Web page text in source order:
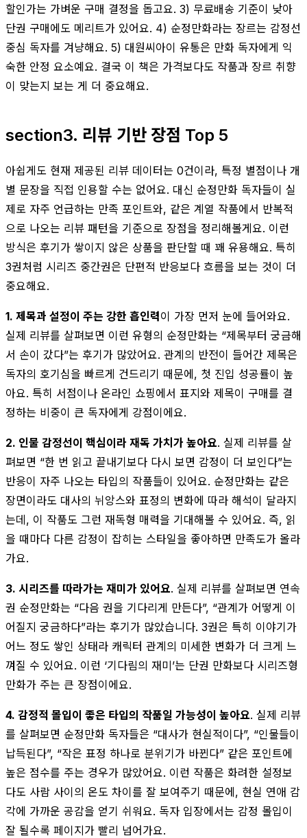
할인가는 가벼운 구매 결정을 돕고요. 3) 무료배송 기준이 낮아
단권 구매에도 메리트가 있어요. 4) 순정만화라는 장르는 감정선
중심 독자를 겨냥해요. 5) 대원씨아이 유통은 만화 독자에게 익
숙한 안정 요소예요. 결국 이 책은 가격보다도 작품과 장르 취향
이 맞는지 보는 게 더 중요해요.
section3. 리뷰 기반 장점 Top 5
아쉽게도 현재 제공된 리뷰 데이터는 0건이라, 특정 별점이나 개
별 문장을 직접 인용할 수는 없어요. 대신 순정만화 독자들이 실
제로 자주 언급하는 만족 포인트와, 같은 계열 작품에서 반복적
으로 나오는 리뷰 패턴을 기준으로 장점을 정리해볼게요. 이런
방식은 후기가 쌓이지 않은 상품을 판단할 때 꽤 유용해요. 특히
3권처럼 시리즈 중간권은 단편적 반응보다 흐름을 보는 것이 더
중요해요.
1. 제목과 설정이 주는 강한 흡인력이 가장 먼저 눈에 들어와요.
실제 리뷰를 살펴보면 이런 유형의 순정만화는 “제목부터 궁금해
서 손이 갔다”는 후기가 많았어요. 관계의 반전이 들어간 제목은
독자의 호기심을 빠르게 건드리기 때문에, 첫 진입 성공률이 높
아요. 특히 서점이나 온라인 쇼핑에서 표지와 제목이 구매를 결
정하는 비중이 큰 독자에게 강점이에요.
2. 인물 감정선이 핵심이라 재독 가치가 높아요. 실제 리뷰를 살
펴보면 “한 번 읽고 끝내기보다 다시 보면 감정이 더 보인다”는
반응이 자주 나오는 타입의 작품들이 있어요. 순정만화는 같은
장면이라도 대사의 뉘앙스와 표정의 변화에 따라 해석이 달라지
는데, 이 작품도 그런 재독형 매력을 기대해볼 수 있어요. 즉, 읽
을 때마다 다른 감정이 잡히는 스타일을 좋아하면 만족도가 올라
가요.
3. 시리즈를 따라가는 재미가 있어요. 실제 리뷰를 살펴보면 연속
권 순정만화는 “다음 권을 기다리게 만든다”, “관계가 어떻게 이
어질지 궁금하다”라는 후기가 많았습니다. 3권은 특히 이야기가
어느 정도 쌓인 상태라 캐릭터 관계의 미세한 변화가 더 크게 느
껴질 수 있어요. 이런 ‘기다림의 재미’는 단권 만화보다 시리즈형
만화가 주는 큰 장점이에요.
4. 감정적 몰입이 좋은 타입의 작품일 가능성이 높아요. 실제 리뷰
를 살펴보면 순정만화 독자들은 “대사가 현실적이다”, “인물들이
납득된다”, “작은 표정 하나로 분위기가 바뀐다” 같은 포인트에
높은 점수를 주는 경우가 많았어요. 이런 작품은 화려한 설정보
다도 사람 사이의 온도 차이를 잘 보여주기 때문에, 현실 연애 감
각에 가까운 공감을 얻기 쉬워요. 독자 입장에서는 감정 몰입이
잘 될수록 페이지가 빨리 넘어가요.